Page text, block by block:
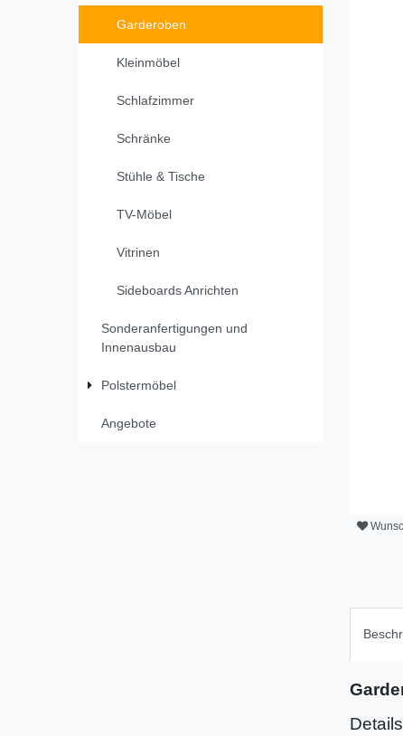
Garderoben
Kleinmöbel
Schlafzimmer
Schränke
Stühle & Tische
TV-Möbel
Vitrinen
Sideboards Anrichten
Sonderanfertigungen und
Innenausbau
Polstermöbel
Angebote